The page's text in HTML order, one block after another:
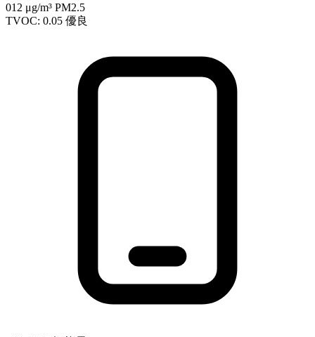
012 μg/m³ PM2.5
TVOC: 0.05 優良